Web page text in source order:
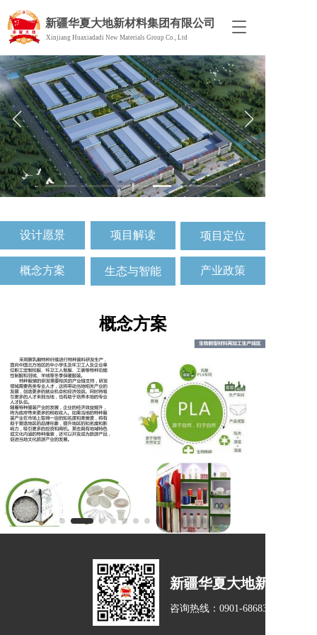
T
g
g
l
e
n
a
v
i
g
a
t
o
n
新疆华夏大地新材料集团有限公司
Xinjiang Huaxiadadi New Materials Group Co., Ltd
设计愿景 项目解读 项目定位
概念方案 生态与智能 产业政策
概念方案
新疆华夏大地新材料集
咨询热线： 0901-6868333